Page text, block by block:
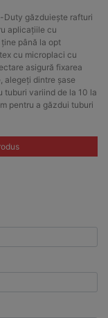
Duty găzduiește rafturi
aplicațiile cu
până la opt
cu microplaci cu
asigură fixarea
alegeți dintre șase
tuburi variind de la 10 la
pentru a găzdui tuburi